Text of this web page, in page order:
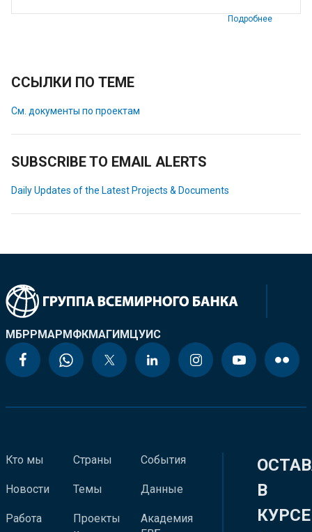
Подробнее
ССЫЛКИ ПО ТЕМЕ
См. документы по проектам
SUBSCRIBE TO EMAIL ALERTS
Daily Updates of the Latest Projects & Documents
МБРРМАРМФКМАГИМЦУИС
Кто мы
Новости
Работа
Страны
Темы
Проекты
События
Данные
Академия
В
КУРСЕ